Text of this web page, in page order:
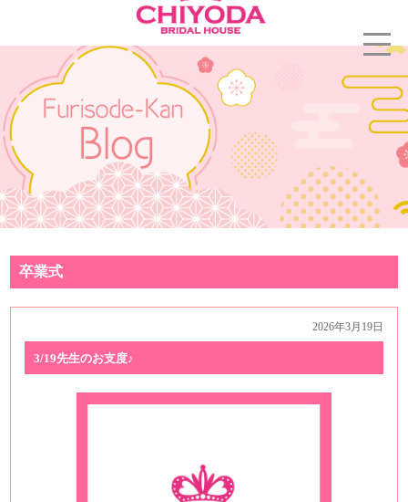
卒業式
2026年3月19日
3/19先生のお支度♪